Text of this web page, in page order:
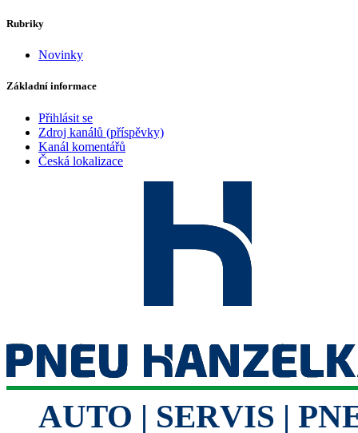
Rubriky
Novinky
Základní informace
Přihlásit se
Zdroj kanálů (příspěvky)
Kanál komentářů
Česká lokalizace